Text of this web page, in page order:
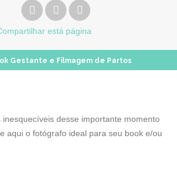
está página
Gestante e Filmagem de Partos
inesquecíveis desse importante momento
aqui o fotógrafo ideal para seu book e/ou